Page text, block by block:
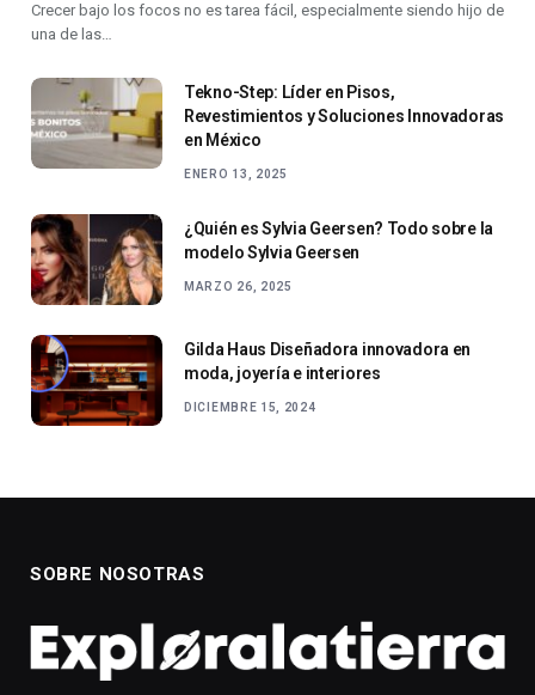
Crecer bajo los focos no es tarea fácil, especialmente siendo hijo de
una de las…
Tekno-Step: Líder en Pisos,
Revestimientos y Soluciones Innovadoras
en México
ENERO 13, 2025
¿Quién es Sylvia Geersen? Todo sobre la
modelo Sylvia Geersen
MARZO 26, 2025
Gilda Haus Diseñadora innovadora en
moda, joyería e interiores
DICIEMBRE 15, 2024
SOBRE NOSOTRAS